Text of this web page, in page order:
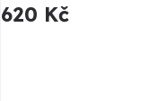
620 Kč